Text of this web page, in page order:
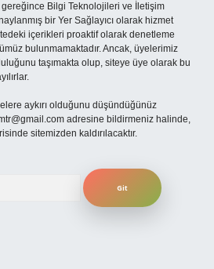
gereğince Bilgi Teknolojileri ve İletişim
bir Yer Sağlayıcı olarak hizmet
içerikleri proaktif olarak denetleme
bulunmamaktadır. Ancak, üyelerimiz
taşımakta olup, siteye üye olarak bu
aykırı olduğunu düşündüğünüz
adresine bildirmeniz halinde,
sitemizden kaldırılacaktır.